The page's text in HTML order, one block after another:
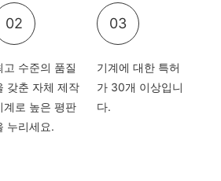
02
고 수준의 품질
갖춘 자체 제작
계로 높은 평판
누리세요.
03
기계에 대한 특허
가 30개 이상입니
다.